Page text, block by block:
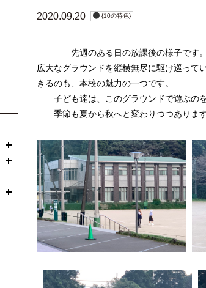
2020.09.20 {10の特色}
先週のある日の放課後の様子です。先
広大なグラウンドを縦横無尽に駆け巡って
きるのも、本校の魅力の一つです。
子ども達は、このグラウンドで遊ぶのを
季節も夏から秋へと変わりつつありま
開く
開く
開く